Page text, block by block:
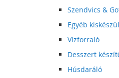
Szendvics &
Egyéb
Vízforraló
Desszert
Húsdaráló